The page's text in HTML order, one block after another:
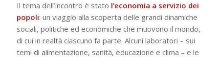
Il tema dell’incontro è stato l’economia a servizio dei
popoli: un viaggio alla scoperta delle grandi dinamiche
sociali, politiche ed economiche che muovono il mondo,
di cui in realtà ciascuno fa parte. Alcuni laboratori – sui
temi di alimentazione, sanità, educazione e clima – e le